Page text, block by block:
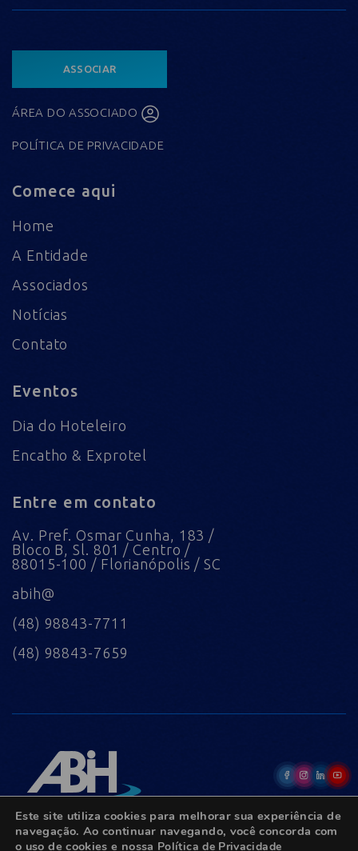
ASSOCIAR
ÁREA DO ASSOCIADO
POLÍTICA DE PRIVACIDADE
Comece aqui
Home
A Entidade
Associados
Notícias
Contato
Eventos
Dia do Hoteleiro
Encatho & Exprotel
Entre em contato
Av. Pref. Osmar Cunha, 183 /
Bloco B, Sl. 801 / Centro /
88015-100 / Florianópolis / SC
abih@
(48) 98843-7711
(48) 98843-7659
Este site utiliza cookies para melhorar sua experiência de
navegação. Ao continuar navegando, você concorda com
o uso de cookies e nossa Política de Privacidade